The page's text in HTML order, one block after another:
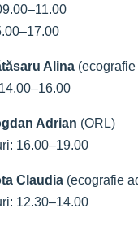
Alina(ecografie
Adrian (ORL)
16.00–19.00
Claudia(ecografie
12.30–14.00